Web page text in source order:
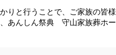
りと行うことで、ご家族の皆
あんしん祭典 守山家族葬ホー